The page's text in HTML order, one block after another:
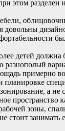
этом разделен
довольны
детей должна
разнополый
примерно
планировке
а не
зоны,
стоит занимать